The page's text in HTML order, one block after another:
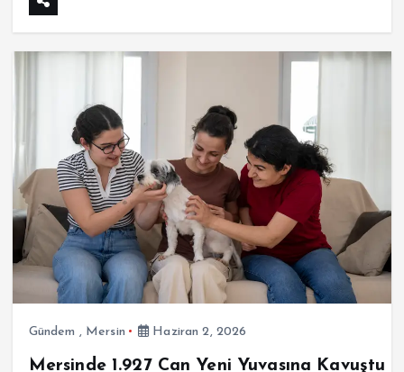
Gündem , Mersin Haziran 2, 2026
Mersinde 1.927 Can Yeni Yuvasına Kavuştu